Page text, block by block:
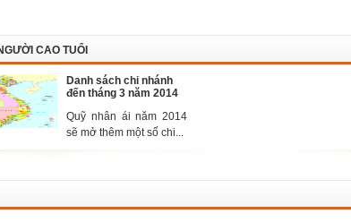
CAO TUỔI
Danh sách chi nhánh
đến tháng 3 năm 2014
Quỹ nhân ái năm 2014
sẽ mở thêm một số chi...